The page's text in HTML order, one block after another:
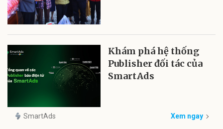
Khám phá hệ thống
Publisher đối tác của
SmartAds
SmartAds Xem ngay